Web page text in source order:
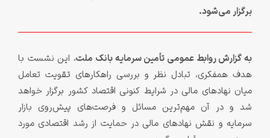
برگزار می‌شود.
به گزارش روابط عمومی تأمین سرمایه بانک ملت، این نشست با
هدف همفکری، تبادل نظر و بررسی راهکارهای تقویت تعامل
میان نهادهای مالی در شرایط کنونی اقتصاد کشور برگزار خواهد
شد و در آن مهم‌ترین مسائل و فرصت‌های پیش‌روی بازار
سرمایه و نقش نهادهای مالی در حمایت از رشد اقتصادی مورد